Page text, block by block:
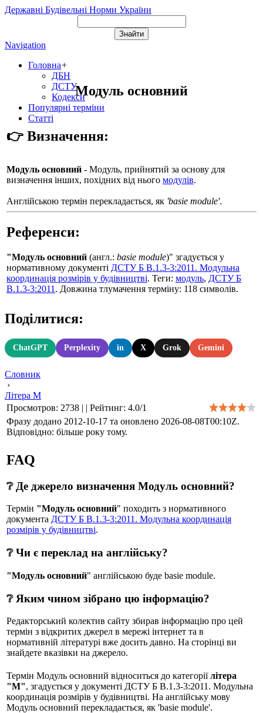
Державні Будівельні Норми України
Navigation
Головна+
ДБН
ДСТУ
Кодекси
Популярні терміни
Статті
Модуль основний
👉 Визначення:
Модуль основний - Модуль, прийнятий за основу для
визначення інших, похідних від нього модулів.
Англійською термін перекладається, як 'basie module'.
Референси:
"Модуль основний (англ.: basie module)" згадується у
нормативному документі ДСТУ Б В.1.3-3:2011. Модульна
координація розмірів у будівництві. Теги: модуль, ДСТУ Б
В.1.3-3:2011 . Довжина тлумачення терміну: 118 символів.
Поділитися:
ChatGPT Perplexity in X Grok Gemini
Словник
›
Літера М
Просмотров: 2738 | | Рейтинг: 4.0/1
Фразу додано 2012-10-17 та оновлено 2026-08-08T00:10Z.
Відповідно: більше року тому.
FAQ
❔ Де джерело визначення Модуль основний?
Термін "Модуль основний" походить з нормативного
документа ДСТУ Б В.1.3-3:2011. Модульна координація
розмірів у будівництві.
❔ Чи є переклад на англійську?
"Модуль основний" англійською буде basie module.
❔ Яким чином зібрано цю інформацію?
Редакторський колектив сайту збирав інформацію про цей
термін з відкритих джерел в мережі інтернет та в
нормативній літературі вже досить давно. На сторінці ви
знайдете вказівки на джерело.
Термін Модуль основний відноситься до категоріїлітера
"М", згадується у документі ДСТУ Б В.1.3-3:2011. Модульна
координація розмірів у будівництві. На англійську мову
Модуль основний перекладається, як 'basie module'.